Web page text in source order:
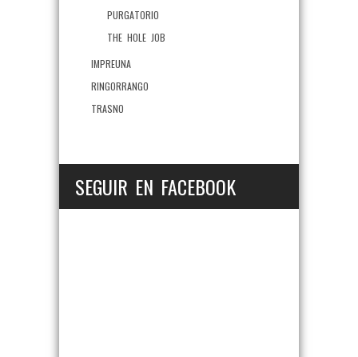
PURGATORIO
THE HOLE JOB
IMPREUNA
RINGORRANGO
TRASNO
SEGUIR EN FACEBOOK